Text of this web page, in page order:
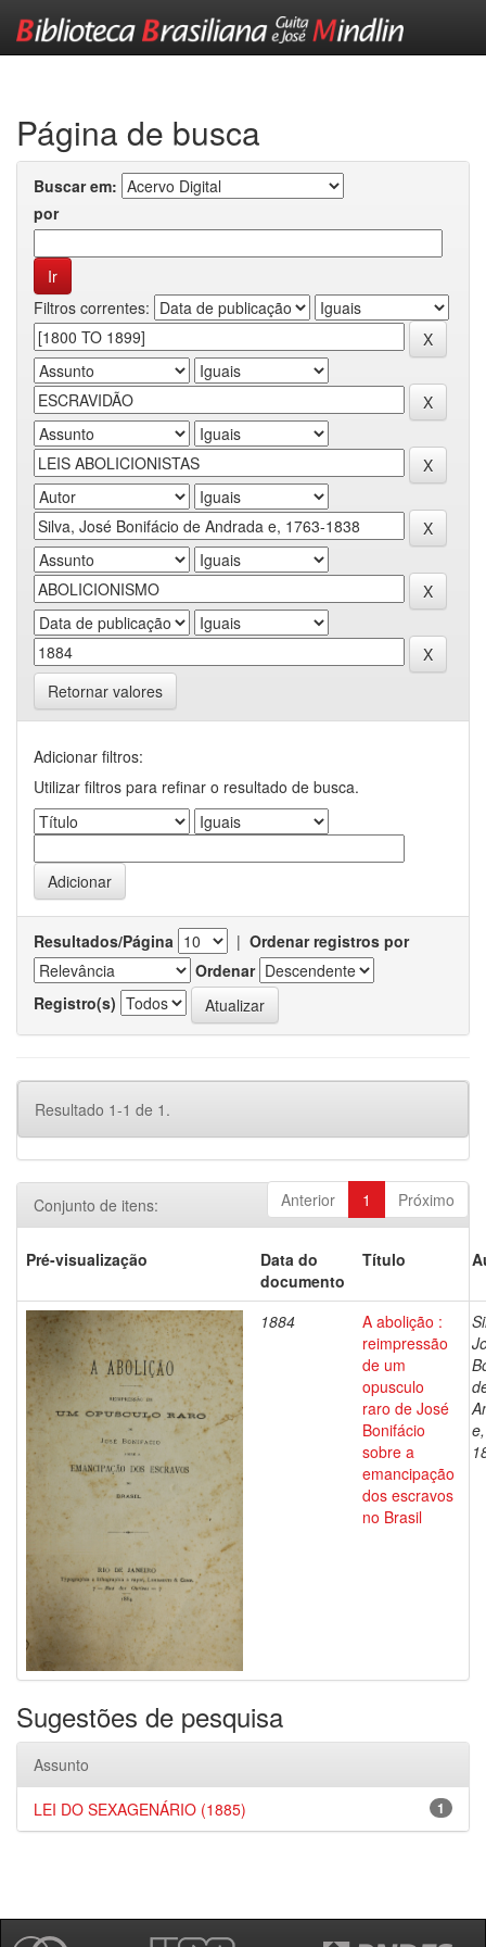
Página de busca
Buscar em:
por
Filtros correntes:
Retornar valores
Adicionar filtros:
Utilizar filtros para refinar o resultado de busca.
Resultados/Página | Ordenar registros por
Ordenar
Registro(s)
Resultado 1-1 de 1.
Anterior 1 Próximo
Conjunto de itens:
Pré-visualização
Data do
documento
Título
1884
A abolição :
reimpressão
de um
opusculo
raro de José
Bonifácio
sobre a
emancipação
dos escravos
no Brasil
Sugestões de pesquisa
Assunto
1
LEI DO SEXAGENÁRIO (1885)